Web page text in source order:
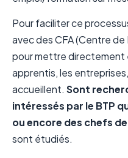
Pour faciliter ce
avec des CFA (Centre
pour mettre directement
apprentis, les
accueillent. Sont
intéressés par le BTP
ou encore des chefs
sont étudiés.